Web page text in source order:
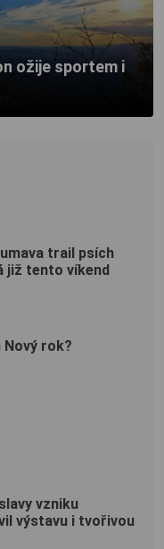
ožije sportem i
trail psích
již tento víkend
rok?
vzniku
výstavu i tvořivou